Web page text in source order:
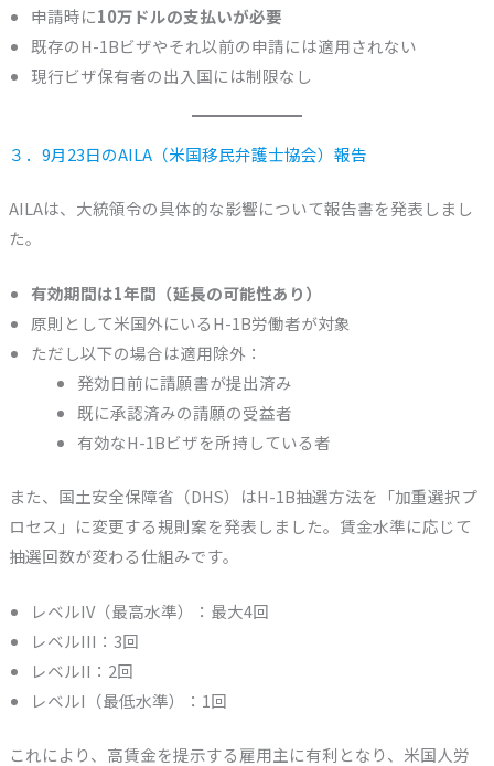
申請時に10万ドルの支払いが必要
既存のH-1Bビザやそれ以前の申請には適用されない
現行ビザ保有者の出入国には制限なし
３．9月23日のAILA（米国移民弁護士協会）報告
AILAは、大統領令の具体的な影響について報告書を発表しまし
た。
有効期間は1年間（延長の可能性あり）
原則として米国外にいるH-1B労働者が対象
ただし以下の場合は適用除外：
発効日前に請願書が提出済み
既に承認済みの請願の受益者
有効なH-1Bビザを所持している者
また、国土安全保障省（DHS）はH-1B抽選方法を「加重選択プ
ロセス」に変更する規則案を発表しました。賃金水準に応じて
抽選回数が変わる仕組みです。
レベルIV（最高水準）：最大4回
レベルIII：3回
レベルII：2回
レベルI（最低水準）：1回
これにより、高賃金を提示する雇用主に有利となり、米国人労